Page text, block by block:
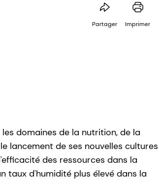
Partager Imprimer
domaines de la nutrition, de la
lancement de ses nouvelles cultures
des ressources dans la
taux d'humidité plus élevé dans la